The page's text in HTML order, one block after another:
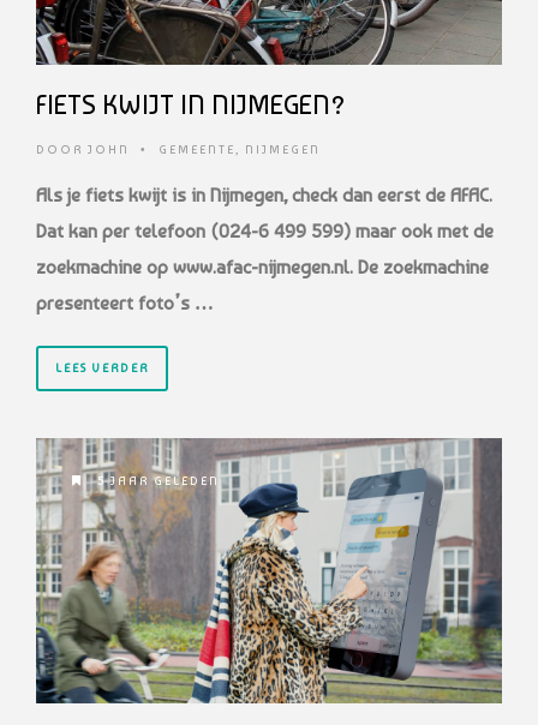
FIETS KWIJT IN NIJMEGEN?
DOOR JOHN • GEMEENTE, NIJMEGEN
Als je fiets kwijt is in Nijmegen, check dan eerst de AFAC.
Dat kan per telefoon (024-6 499 599) maar ook met de
zoekmachine op www.afac-nijmegen.nl. De zoekmachine
presenteert foto’s …
LEES VERDER
5 JAAR GELEDEN